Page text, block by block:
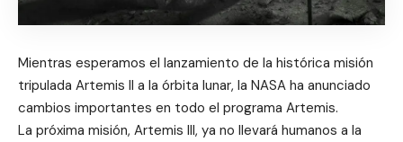
Mientras esperamos el lanzamiento de la histórica misión
tripulada Artemis II a la órbita lunar, la NASA ha anunciado
cambios importantes en todo el programa Artemis.
La próxima misión, Artemis III, ya no llevará humanos a la